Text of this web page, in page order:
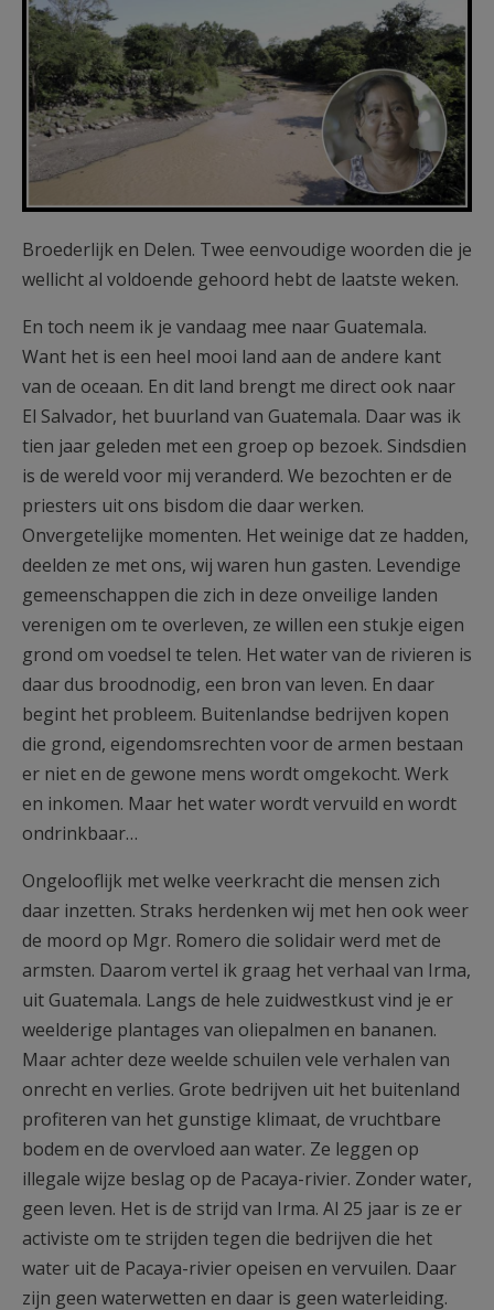
Broederlijk en Delen. Twee eenvoudige woorden die je
wellicht al voldoende gehoord hebt de laatste weken.
En toch neem ik je vandaag mee naar Guatemala.
Want het is een heel mooi land aan de andere kant
van de oceaan. En dit land brengt me direct ook naar
El Salvador, het buurland van Guatemala. Daar was ik
tien jaar geleden met een groep op bezoek. Sindsdien
is de wereld voor mij veranderd. We bezochten er de
priesters uit ons bisdom die daar werken.
Onvergetelijke momenten. Het weinige dat ze hadden,
deelden ze met ons, wij waren hun gasten. Levendige
gemeenschappen die zich in deze onveilige landen
verenigen om te overleven, ze willen een stukje eigen
grond om voedsel te telen. Het water van de rivieren is
daar dus broodnodig, een bron van leven. En daar
begint het probleem. Buitenlandse bedrijven kopen
die grond, eigendomsrechten voor de armen bestaan
er niet en de gewone mens wordt omgekocht. Werk
en inkomen. Maar het water wordt vervuild en wordt
ondrinkbaar…
Ongelooflijk met welke veerkracht die mensen zich
daar inzetten. Straks herdenken wij met hen ook weer
de moord op Mgr. Romero die solidair werd met de
armsten. Daarom vertel ik graag het verhaal van Irma,
uit Guatemala. Langs de hele zuidwestkust vind je er
weelderige plantages van oliepalmen en bananen.
Maar achter deze weelde schuilen vele verhalen van
onrecht en verlies. Grote bedrijven uit het buitenland
profiteren van het gunstige klimaat, de vruchtbare
bodem en de overvloed aan water. Ze leggen op
illegale wijze beslag op de Pacaya-rivier. Zonder water,
geen leven. Het is de strijd van Irma. Al 25 jaar is ze er
activiste om te strijden tegen die bedrijven die het
water uit de Pacaya-rivier opeisen en vervuilen. Daar
zijn geen waterwetten en daar is geen waterleiding.